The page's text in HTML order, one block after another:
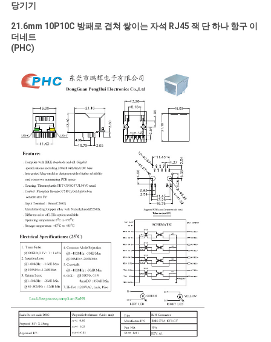
당기기
21.6mm 10P10C 방패로 겹쳐 쌓이는 자석 RJ45 잭 단 하나 항구 이
더네트
(PHC)